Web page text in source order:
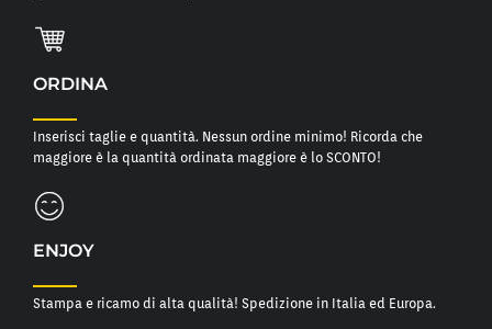
ORDINA
Inserisci taglie e quantità. Nessun ordine minimo! Ricorda che
maggiore è la quantità ordinata maggiore è lo SCONTO!
ENJOY
Stampa e ricamo di alta qualità! Spedizione in Italia ed Europa.